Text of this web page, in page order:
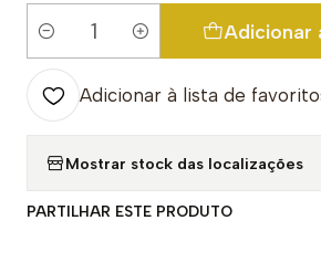
Quantidade
Adicionar
Adicionar à lista de
Mostrar stock das localizações
PARTILHAR ESTE PRODUTO